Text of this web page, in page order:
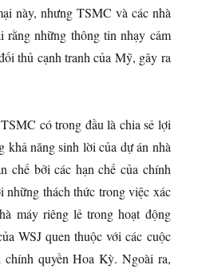
này, nhưng TSMC và các nhà
rằng những thông tin nhạy cảm
thủ cạnh tranh của Mỹ, gây ra
có trong đầu là chia sẻ lợi
khả năng sinh lời của dự án nhà
chế bởi các hạn chế của chính
những thách thức trong việc xác
máy riêng lẻ trong hoạt động
WSJ quen thuộc với các cuộc
quyền Hoa Kỳ. Ngoài ra,